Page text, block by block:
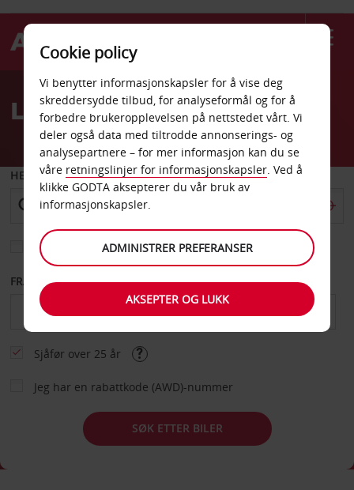
Welcome
AvisLeiebil Ajax
HENT FRA
Velg et annet leveringssted
FRA DATO TIL DATO
Sjåfør over 25 år
Jeg har en rabattkode (AWD)-nummer
SØK ETTER BILER
Cookie policy
Vi benytter informasjonskapsler for å vise deg
skreddersydde tilbud, for analyseformål og for å
forbedre brukeropplevelsen på nettstedet vårt. Vi
deler også data med tiltrodde annonserings- og
analysepartnere – for mer informasjon kan du se
våre retningslinjer for informasjonskapsler. Ved å
klikke GODTA aksepterer du vår bruk av
informasjonskapsler.
ADMINISTRER PREFERANSER
AKSEPTER OG LUKK